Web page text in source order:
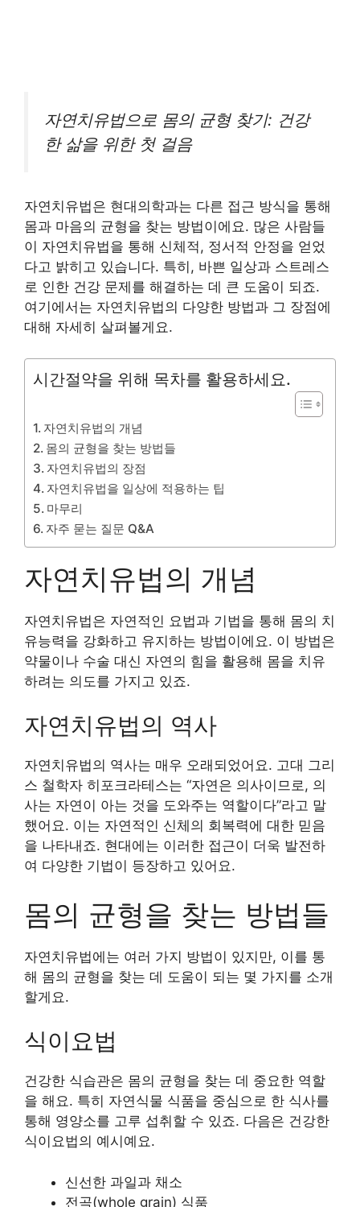
자연치유법으로 몸의 균형 찾기: 건강
한 삶을 위한 첫 걸음
자연치유법은 현대의학과는 다른 접근 방식을 통해
몸과 마음의 균형을 찾는 방법이에요. 많은 사람들
이 자연치유법을 통해 신체적, 정서적 안정을 얻었
다고 밝히고 있습니다. 특히, 바쁜 일상과 스트레스
로 인한 건강 문제를 해결하는 데 큰 도움이 되죠.
여기에서는 자연치유법의 다양한 방법과 그 장점에
대해 자세히 살펴볼게요.
시간절약을 위해 목차를 활용하세요.
자연치유법의 개념
몸의 균형을 찾는 방법들
자연치유법의 장점
자연치유법을 일상에 적용하는 팁
마무리
자주 묻는 질문 Q&A
자연치유법의 개념
자연치유법은 자연적인 요법과 기법을 통해 몸의 치
유능력을 강화하고 유지하는 방법이에요. 이 방법은
약물이나 수술 대신 자연의 힘을 활용해 몸을 치유
하려는 의도를 가지고 있죠.
자연치유법의 역사
자연치유법의 역사는 매우 오래되었어요. 고대 그리
스 철학자 히포크라테스는 “자연은 의사이므로, 의
사는 자연이 아는 것을 도와주는 역할이다”라고 말
했어요. 이는 자연적인 신체의 회복력에 대한 믿음
을 나타내죠. 현대에는 이러한 접근이 더욱 발전하
여 다양한 기법이 등장하고 있어요.
몸의 균형을 찾는 방법들
자연치유법에는 여러 가지 방법이 있지만, 이를 통
해 몸의 균형을 찾는 데 도움이 되는 몇 가지를 소개
할게요.
식이요법
건강한 식습관은 몸의 균형을 찾는 데 중요한 역할
을 해요. 특히 자연식물 식품을 중심으로 한 식사를
통해 영양소를 고루 섭취할 수 있죠. 다음은 건강한
식이요법의 예시예요.
신선한 과일과 채소
전곡(whole grain) 식품